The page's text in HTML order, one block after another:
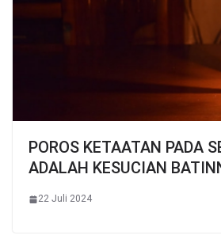
POROS KETAATAN PADA
ADALAH KESUCIAN
22 Juli 2024